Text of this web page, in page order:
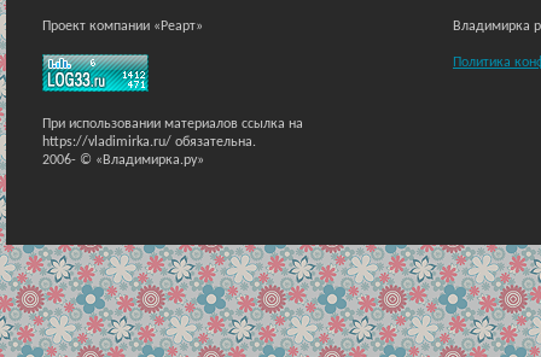
Проект компании «Реарт»
При использовании материалов ссылка на
https://vladimirka.ru/ обязательна.
2006- © «Владимирка.ру»
Владимирка
Политика